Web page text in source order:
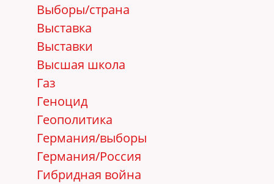
Выборы/страна
Выставка
Выставки
Высшая школа
Газ
Геноцид
Геополитика
Германия/выборы
Германия/Россия
Гибридная война